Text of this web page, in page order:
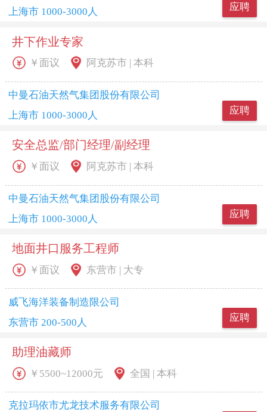
应聘
上海市 1000-3000人
井下作业专家
应聘
￥面议 阿克苏市 | 本科
中曼石油天然气集团股份有限公司
上海市 1000-3000人
安全总监/部门经理/副经理
应聘
￥面议 阿克苏市 | 本科
中曼石油天然气集团股份有限公司
上海市 1000-3000人
地面井口服务工程师
应聘
￥面议 东营市 | 大专
威飞海洋装备制造限公司
东营市 200-500人
助理油藏师
￥5500~12000元 全国 | 本科
克拉玛依市尤龙技术服务有限公司